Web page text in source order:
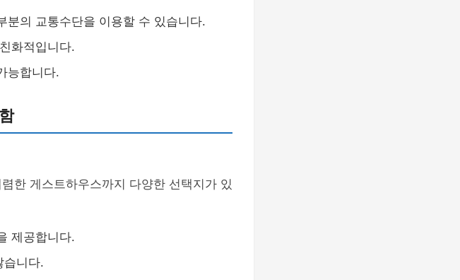
분의 교통수단을 이용할 수 있습니다.
화적입니다.
능합니다.
한 게스트하우스까지 다양한 선택지가 있
제공합니다.
습니다.